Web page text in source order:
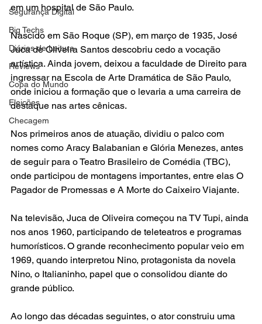
Segurança Digital
Big Techs
Diários de Leitura
Reviews
Copa do Mundo
Eleições
Checagem
em um hospital de São Paulo.
Nascido em São Roque (SP), em março de 1935, José
Juca de Oliveira Santos descobriu cedo a vocação
artística. Ainda jovem, deixou a faculdade de Direito para
ingressar na Escola de Arte Dramática de São Paulo,
onde iniciou a formação que o levaria a uma carreira de
destaque nas artes cênicas.
Nos primeiros anos de atuação, dividiu o palco com
nomes como Aracy Balabanian e Glória Menezes, antes
de seguir para o Teatro Brasileiro de Comédia (TBC),
onde participou de montagens importantes, entre elas O
Pagador de Promessas e A Morte do Caixeiro Viajante.
Na televisão, Juca de Oliveira começou na TV Tupi, ainda
nos anos 1960, participando de teleteatros e programas
humorísticos. O grande reconhecimento popular veio em
1969, quando interpretou Nino, protagonista da novela
Nino, o Italianinho, papel que o consolidou diante do
grande público.
Ao longo das décadas seguintes, o ator construiu uma